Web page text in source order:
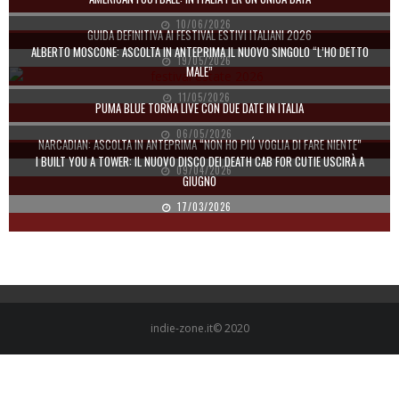
10/06/2026
GUIDA DEFINITIVA AI FESTIVAL ESTIVI ITALIANI 2026
19/05/2026
ALBERTO MOSCONE: ASCOLTA IN ANTEPRIMA IL NUOVO SINGOLO “L’HO DETTO
MALE”
11/05/2026
PUMA BLUE TORNA LIVE CON DUE DATE IN ITALIA
06/05/2026
NARCADIAN: ASCOLTA IN ANTEPRIMA “NON HO PIÚ VOGLIA DI FARE NIENTE”
09/04/2026
I BUILT YOU A TOWER: IL NUOVO DISCO DEI DEATH CAB FOR CUTIE USCIRÀ A
GIUGNO
17/03/2026
indie-zone.it© 2020